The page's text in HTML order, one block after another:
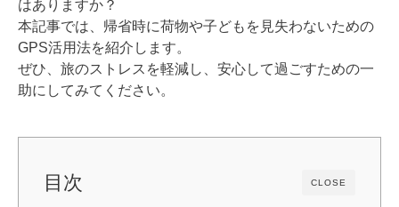
b
o
o
k
Li
n
k
はありますか？
本記事では、帰省時に荷物や子どもを見失わないための
GPS活用法を紹介します。
ぜひ、旅のストレスを軽減し、安心して過ごすための一
助にしてみてください。
CLOSE
目次